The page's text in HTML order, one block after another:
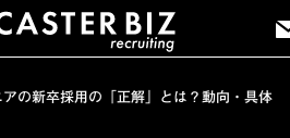
アの新卒採用の「正解」とは？動向・具体